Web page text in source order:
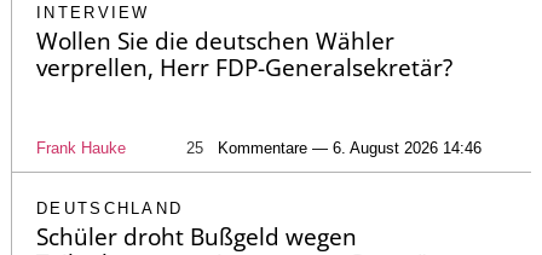
INTERVIEW
Wollen Sie die deutschen Wähler
verprellen, Herr FDP-Generalsekretär?
Frank Hauke 25 Kommentare — 6. August 2026 14:46
DEUTSCHLAND
Schüler droht Bußgeld wegen